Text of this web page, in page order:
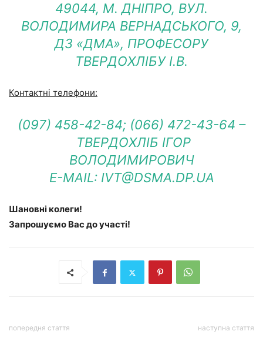
49044, М. ДНІПРО, ВУЛ.
ВОЛОДИМИРА ВЕРНАДСЬКОГО, 9,
ДЗ «ДМА», ПРОФЕСОРУ
ТВЕРДОХЛІБУ І.В.
Контактні телефони:
(097) 458-42-84; (066) 472-43-64 –
ТВЕРДОХЛІБ ІГОР
ВОЛОДИМИРОВИЧ
E-MAIL: IVT@DSMA.DP.UA
Шановні колеги!
Запрошуємо Вас до участі!
попередня стаття наступна стаття